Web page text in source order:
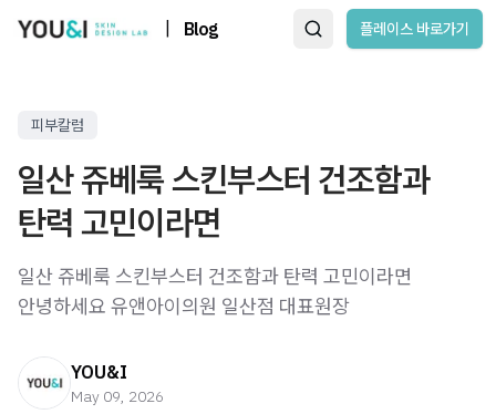
Blog 플레이스 바로가기
피부칼럼
일산 쥬베룩 스킨부스터 건조함과
탄력 고민이라면
일산 쥬베룩 스킨부스터 건조함과 탄력 고민이라면 ​
안녕하세요 유앤아이의원 일산점 대표원장
YOU&I
May 09, 2026